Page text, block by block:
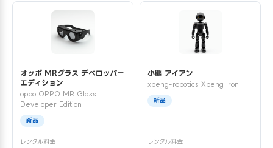
オッポ MRグラス デベロッパー
エディション
oppo OPPO MR Glass
Developer Edition
新品
レンタル料金
小鵬 アイアン
xpeng-robotics Xpeng Iron
新品
レンタル料金